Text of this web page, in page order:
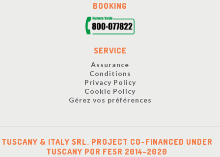
BOOKING
SERVICE
Assurance
Conditions
Privacy Policy
Cookie Policy
Gérez vos préférences
TUSCANY & ITALY SRL. PROJECT CO-FINANCED UNDER
TUSCANY POR FESR 2014-2020